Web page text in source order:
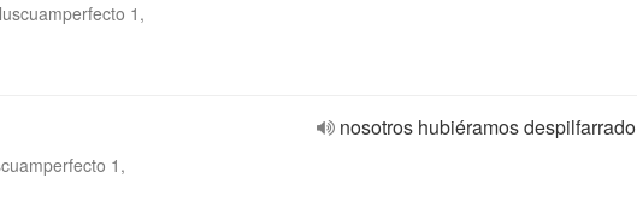
1,
1,
nosotros hubiéramos despilfarrado